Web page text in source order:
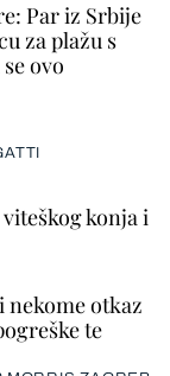
Par iz Srbije
za plažu s
ovo
konja i
nekome otkaz
te